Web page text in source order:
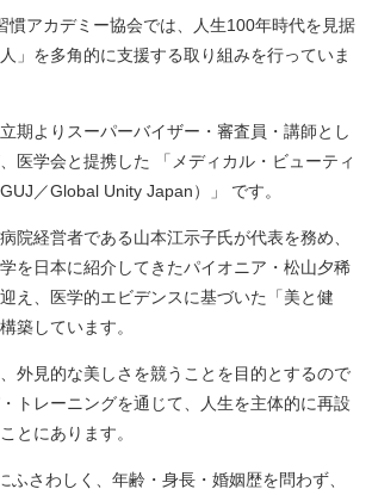
慣アカデミー協会では、人生100年時代を見据
」を多角的に支援する取り組みを行っていま
期よりスーパーバイザー・審査員・講師とし
医学会と提携した 「メディカル・ビューティ
／Global Unity Japan）」 です。
院経営者である山本江示子氏が代表を務め、
を日本に紹介してきたパイオニア・松山夕稀
え、医学的エビデンスに基づいた「美と健
築しています。
外見的な美しさを競うことを目的とするので
トレーニングを通じて、人生を主体的に再設
とにあります。
ふさわしく、年齢・身長・婚姻歴を問わず、